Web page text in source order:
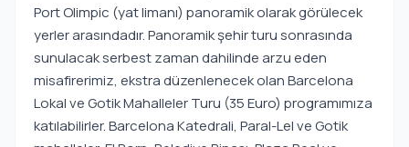
Port Olimpic (yat limanı) panoramik olarak görülecek
yerler arasındadır. Panoramik şehir turu sonrasında
sunulacak serbest zaman dahilinde arzu eden
misafirerimiz, ekstra düzenlenecek olan Barcelona
Lokal ve Gotik Mahalleler Turu (35 Euro) programımıza
katılabilirler. Barcelona Katedrali, Paral-Lel ve Gotik